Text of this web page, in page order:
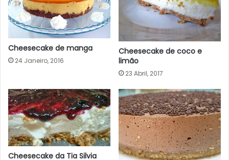
Cheesecake de manga
24 Janeiro, 2016
Cheesecake de coco e
limão
23 Abril, 2017
Cheesecake da Tia Silvia